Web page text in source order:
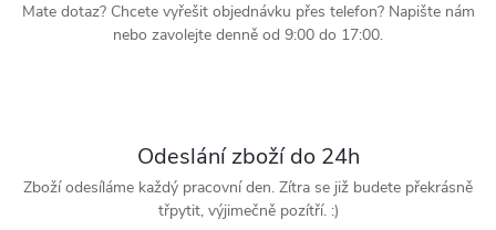
Mate dotaz? Chcete vyřešit objednávku přes telefon? Napište nám
nebo zavolejte denně od 9:00 do 17:00.
Odeslání zboží do 24h
Zboží odesíláme každý pracovní den. Zítra se již budete překrásně
třpytit, výjimečně pozítří. :)